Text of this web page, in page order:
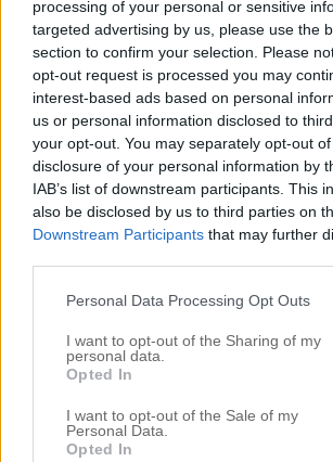
processing of your personal or sensitive
targeted advertising by us, please use the
section to confirm your selection. Please
opt-out request is processed you may
interest-based ads based on personal
us or personal information disclosed to
your opt-out. You may separately opt-out
disclosure of your personal information by
IAB’s list of downstream participants. This
also be disclosed by us to third parties on
Downstream Participants that may further
Personal Data Processing Opt Outs
I want to opt-out of the Sharing of my
personal data.
Opted In
I want to opt-out of the Sale of my
Personal Data.
Opted In
15 september 2019, 13:46
Hej vänner! Jag har haft en otroligt
avkopplande helg. Sovmornar som
länge och frukosten går över till